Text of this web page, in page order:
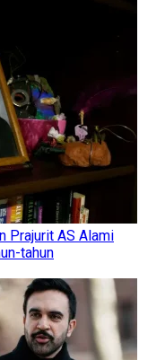
Prajurit AS Alami
tahun